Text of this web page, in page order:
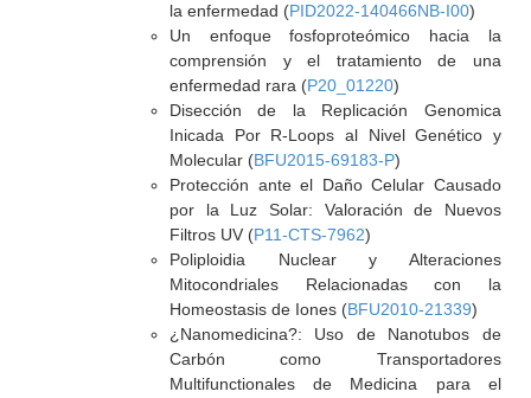
la enfermedad (PID2022-140466NB-I00)
Un enfoque fosfoproteómico hacia la
comprensión y el tratamiento de una
enfermedad rara (P20_01220)
Disección de la Replicación Genomica
Inicada Por R-Loops al Nivel Genético y
Molecular (BFU2015-69183-P)
Protección ante el Daño Celular Causado
por la Luz Solar: Valoración de Nuevos
Filtros UV (P11-CTS-7962)
Poliploidia Nuclear y Alteraciones
Mitocondriales Relacionadas con la
Homeostasis de Iones (BFU2010-21339)
¿Nanomedicina?: Uso de Nanotubos de
Carbón como Transportadores
Multifunctionales de Medicina para el